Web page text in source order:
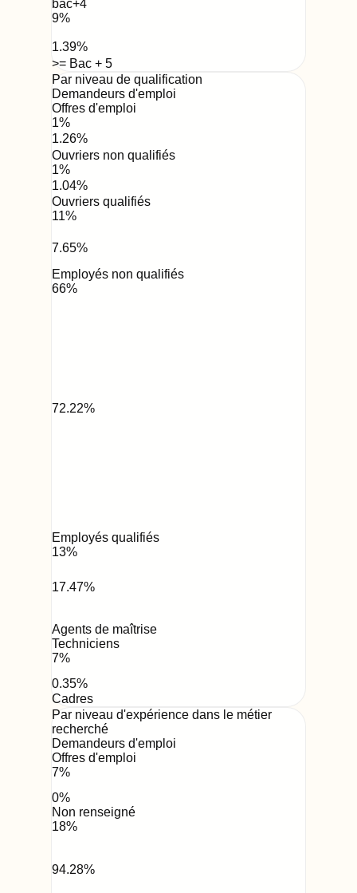
bac+4
9%
1.39%
>= Bac + 5
Par niveau de qualification
Demandeurs d'emploi
Offres d'emploi
1%
1.26%
Ouvriers non qualifiés
1%
1.04%
Ouvriers qualifiés
11%
7.65%
Employés non qualifiés
66%
72.22%
Employés qualifiés
13%
17.47%
Agents de maîtrise
Techniciens
7%
0.35%
Cadres
Par niveau d'expérience dans le métier
recherché
Demandeurs d'emploi
Offres d'emploi
7%
0%
Non renseigné
18%
94.28%